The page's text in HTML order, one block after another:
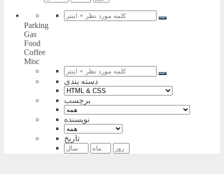
Parking
Gas
Food
Coffee
Misc
دسته بندی
برچسب
نویسنده
تاریخ